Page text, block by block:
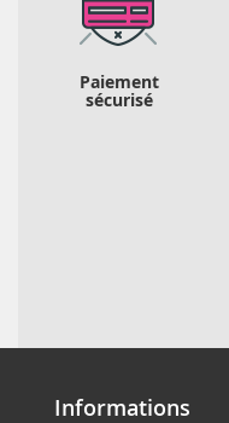
Paiement
sécurisé
Informations